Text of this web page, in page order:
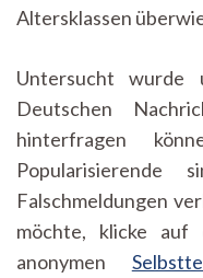
Altersklassen
Untersucht
Deutschen
hinterfragen
Falschmeldungen
möchte, klicke auf
anonymen